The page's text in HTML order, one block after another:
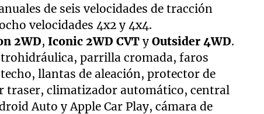
de seis velocidades de tracción
velocidades 4x2 y 4x4.
2WD,Iconic 2WD CVT yOutsider 4WD.
parrilla cromada, faros
llantas de aleación, protector de
traser, climatizador automático, central
Auto y Apple Car Play, cámara de